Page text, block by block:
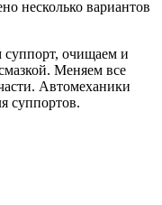
несколько вариантов
очищаем и
Меняем все
Автомеханики
суппортов.